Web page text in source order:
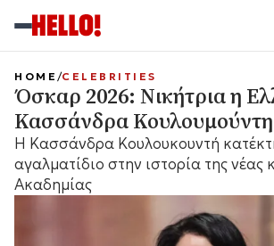
HOME CELEBRITIES
Όσκαρ 2026: Νικήτρια η
Κασσάνδρα Κουλουμούντη
Η Κασσάνδρα Κουλουκουντή
αγαλματίδιο στην ιστορία της νέας
Ακαδημίας